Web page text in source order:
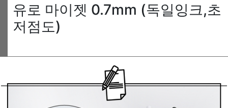
유로 마이젯 0.7mm (독일잉크,초
저점도)